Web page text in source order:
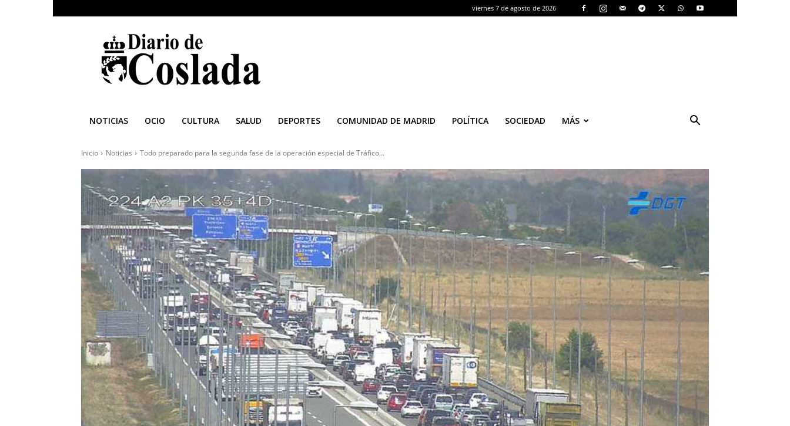
viernes 7 de agosto de 2026
Diario
de
Coslada
NOTICIAS OCIO CULTURA SALUD DEPORTES COMUNIDAD DE MADRID POLÍTICA SOCIEDAD MÁS
Inicio Noticias Todo preparado para la segunda fase de la operación especial de Tráfico...